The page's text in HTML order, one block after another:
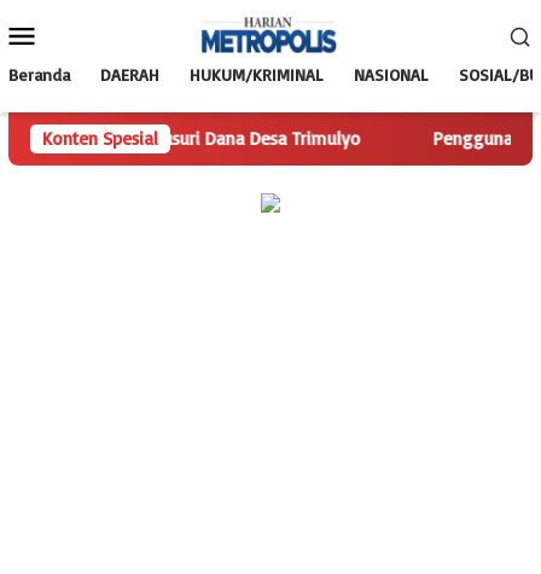
ke
Mobile
Beranda DAERAH HUKUM/KRIMINAL NASIONAL SOSIAL/
Konten Spesial
Telusuri Dana Desa Trimulyo Pengguna Jalan